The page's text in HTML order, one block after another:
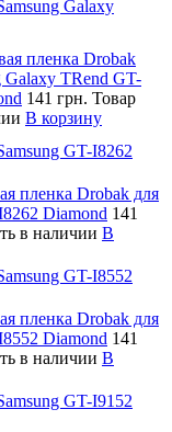
Galaxy
пленка Drobak
Galaxy TRend GT-
141 грн. Товар
В корзину
GT-I8262
пленка Drobak для
Diamond 141
в наличии В
GT-I8552
пленка Drobak для
Diamond 141
в наличии В
GT-I9152